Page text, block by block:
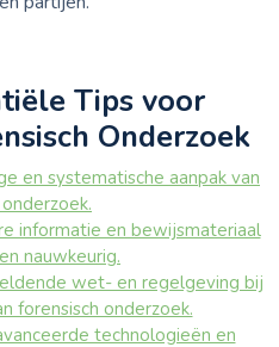
Tips voor
Onderzoek
en systematische aanpak van
informatie en bewijsmateriaal
nauwkeurig.
wet- en regelgeving bij
forensisch onderzoek.
technologieën en